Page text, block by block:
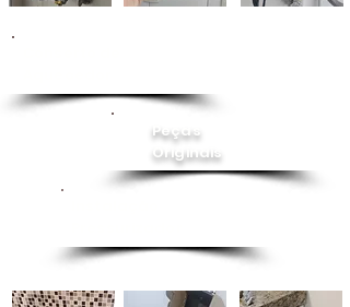
Peças
Originais